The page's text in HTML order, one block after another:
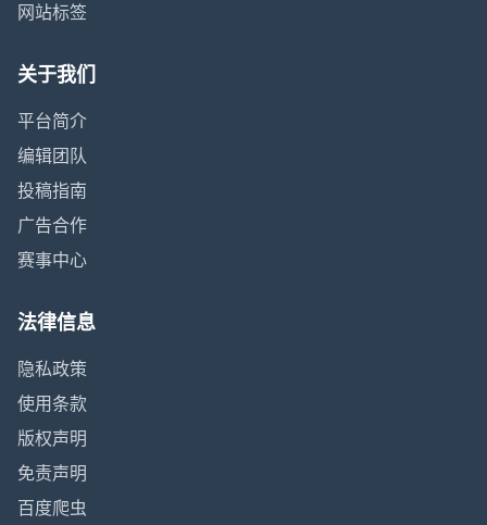
网站标签
关于我们
平台简介
编辑团队
投稿指南
广告合作
赛事中心
法律信息
隐私政策
使用条款
版权声明
免责声明
百度爬虫